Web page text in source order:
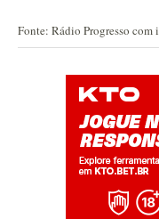
Fonte: Rádio Progresso